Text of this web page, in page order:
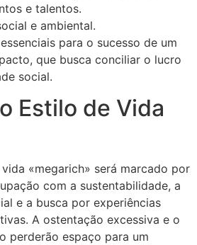
e talentos.
e ambiental.
para o sucesso de um
que busca conciliar o lucro
social.
Estilo de Vida
«megarich» será marcado por
com a sustentabilidade, a
e a busca por experiências
A ostentação excessiva e o
perderão espaço para um